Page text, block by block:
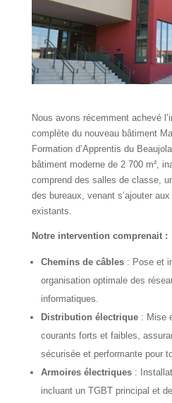
Nous avons récemment achevé
complète du nouveau bâtiment
Formation d’Apprentis du
bâtiment moderne de 2 700 m²,
comprend des salles de classe,
des bureaux, venant s’ajouter aux
existants.
Notre intervention comprenait :
Chemins de câbles: Pose et
organisation optimale des
informatiques.
Distribution électrique: Mise
courants forts et faibles,
sécurisée et performante pour
Armoires électriques:
incluant un TGBT principal et